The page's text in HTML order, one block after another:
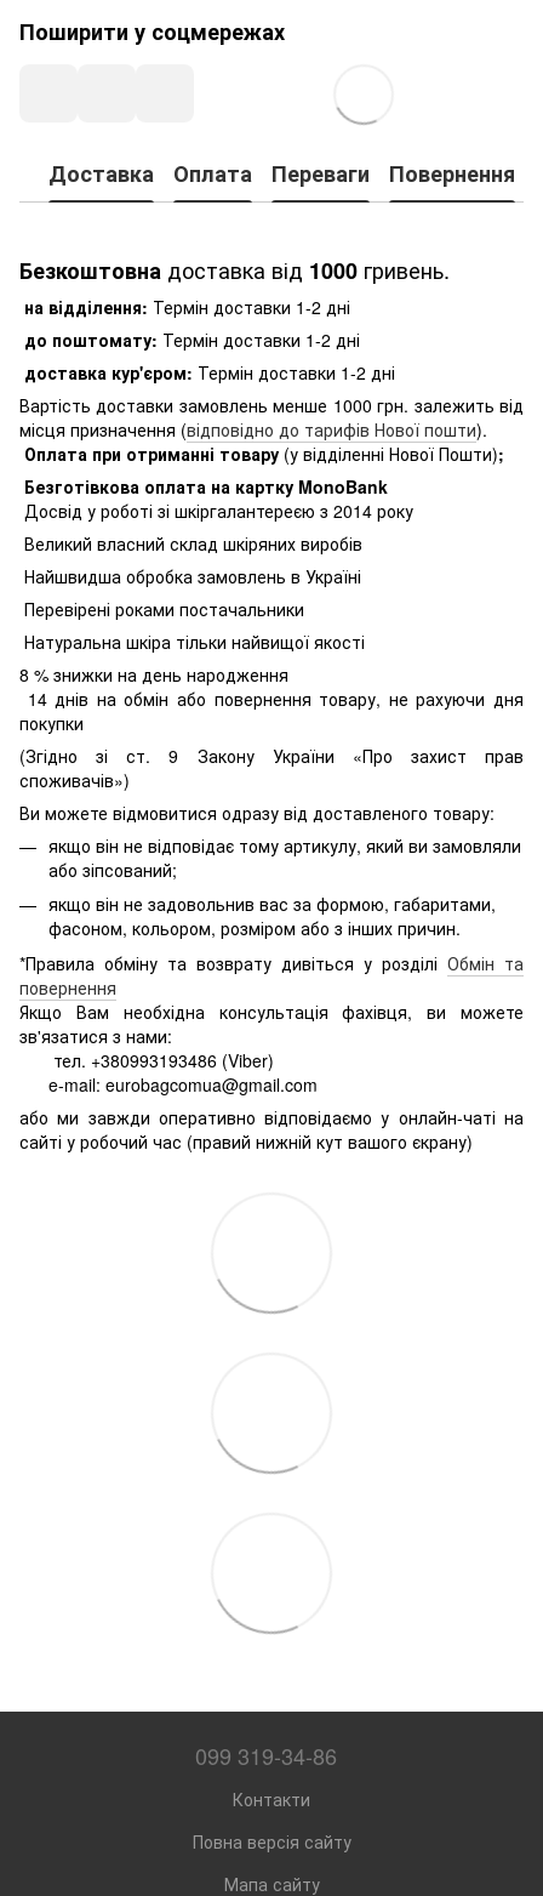
Поширити у соцмережах
Доставка Оплата Переваги Повернення
Безкоштовна доставка від 1000 гривень.
на відділення: Термін доставки 1-2 дні
до поштомату: Термін доставки 1-2 дні
доставка кур'єром: Термін доставки 1-2 дні
Вартість доставки замовлень менше 1000 грн. залежить від
місця призначення (відповідно до тарифів Нової пошти).
Оплата при отриманні товару (у відділенні Нової Пошти);
Безготівкова оплата на картку MonoBank
Досвід у роботі зі шкіргалантереєю з 2014 року
Великий власний склад шкіряних виробів
Найшвидша обробка замовлень в Україні
Перевірені роками постачальники
Натуральна шкіра тільки найвищої якості
8 % знижки на день народження
14 днів на обмін або повернення товару, не рахуючи дня
покупки
(Згідно зі ст. 9 Закону України «Про захист прав
споживачів»)
Ви можете відмовитися одразу від доставленого товару:
якщо він не відповідає тому артикулу, який ви замовляли
або зіпсований;
якщо він не задовольнив вас за формою, габаритами,
фасоном, кольором, розміром або з інших причин.
*Правила обміну та возврату дивіться у розділі Обмін та
повернення
Якщо Вам необхідна консультація фахівця, ви можете
зв'язатися з нами:
тел. +380993193486 (Viber)
e-mail: eurobagcomua@gmail.com
або ми завжди оперативно відповідаємо у онлайн-чаті на
сайті у робочий час (правий нижній кут вашого єкрану)
099 319-34-86
Контакти
Повна версія сайту
Мапа сайту